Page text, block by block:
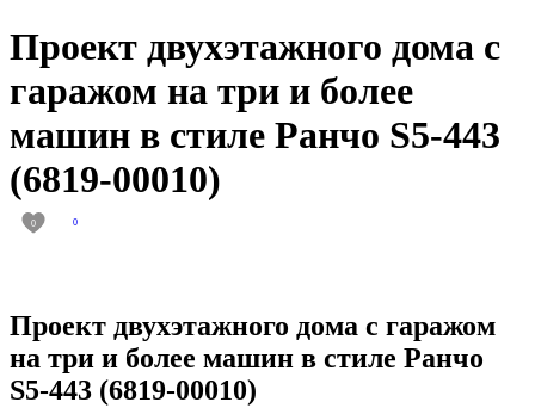
Проект двухэтажного дома с
гаражом на три и более
машин в стиле Ранчо S5-443
(6819-00010)
0 0
Проект двухэтажного дома с гаражом
на три и более машин в стиле Ранчо
S5-443 (6819-00010)